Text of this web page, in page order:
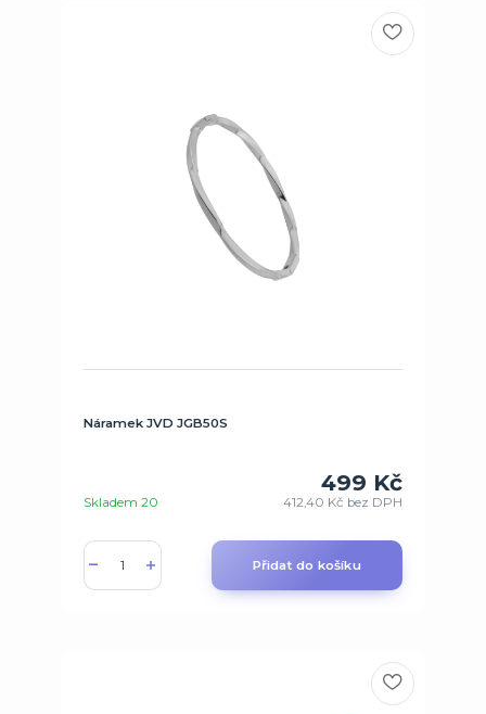
Náramek JVD JGB50S
499 Kč
412,40 Kč bez DPH
Skladem 20
Přidat do košíku